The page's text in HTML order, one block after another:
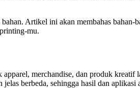
Artikel ini akan membahas bahan-
mu.
merchandise, dan produk kreatif
berbeda, sehingga hasil dan aplikasi